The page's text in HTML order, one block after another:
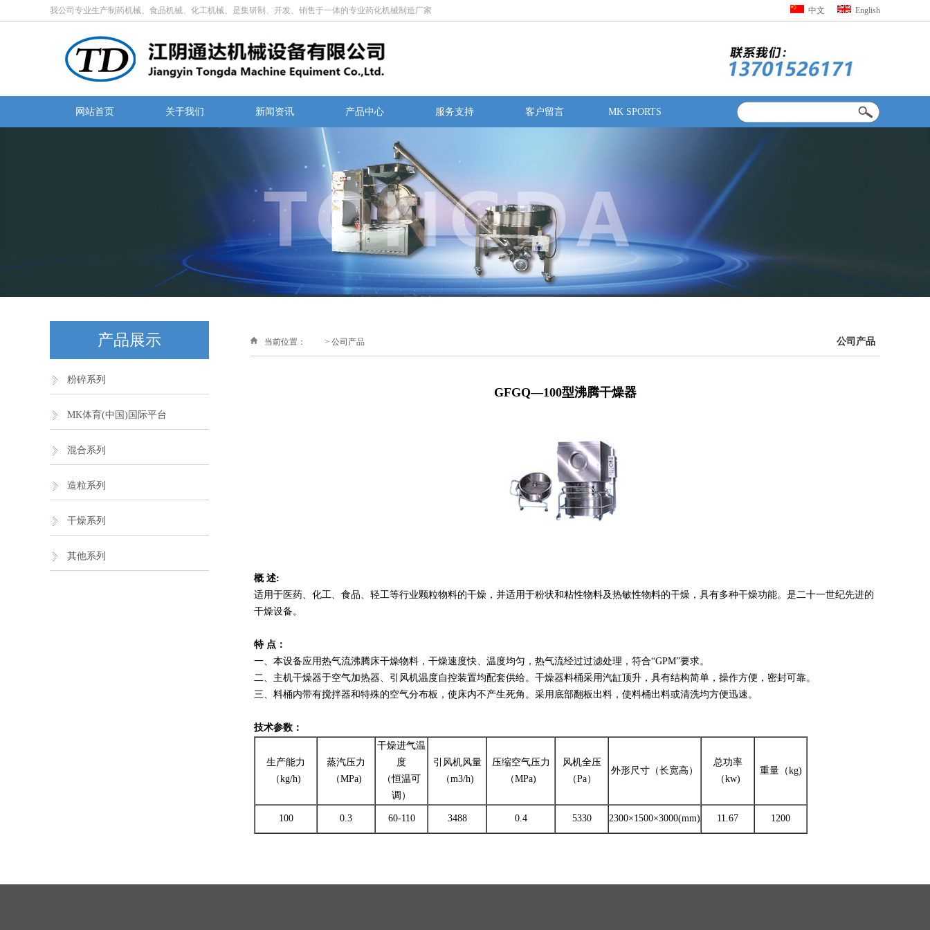
中文 English
我公司专业生产制药机械、食品机械、化工机械、是集研制、开发、销售于一体的专业药化机械制造厂家
网站首页 关于我们 新闻资讯 产品中心 服务支持 客户留言 MK SPORTS
产品展示
粉碎系列
MK体育(中国)国际平台
混合系列
造粒系列
干燥系列
其他系列
当前位置： > 公司产品 公司产品
GFGQ—100型沸腾干燥器
概 述:
适用于医药、化工、食品、轻工等行业颗粒物料的干燥，并适用于粉状和粘性物料及热敏性物料的干燥，具有多种干燥功能。是二十一世纪先进的
干燥设备。
特 点：
一、本设备应用热气流沸腾床干燥物料，干燥速度快、温度均匀，热气流经过过滤处理，符合“GPM”要求。
二、主机干燥器于空气加热器、引风机温度自控装置均配套供给。干燥器料桶采用汽缸顶升，具有结构简单，操作方便，密封可靠。
三、料桶内带有搅拌器和特殊的空气分布板，使床内不产生死角。采用底部翻板出料，使料桶出料或清洗均方便迅速。
技术参数：
生产能力
（kg/h)
蒸汽压力
（MPa)
干燥进气温
度
（恒温可
调）
引风机风量
（m3/h)
压缩空气压力
（MPa)
风机全压
（Pa）
外形尺寸（长宽高）
总功率
（kw)
重量（kg)
100 0.3 60-110 3488 0.4 5330 2300×1500×3000(mm) 11.67 1200